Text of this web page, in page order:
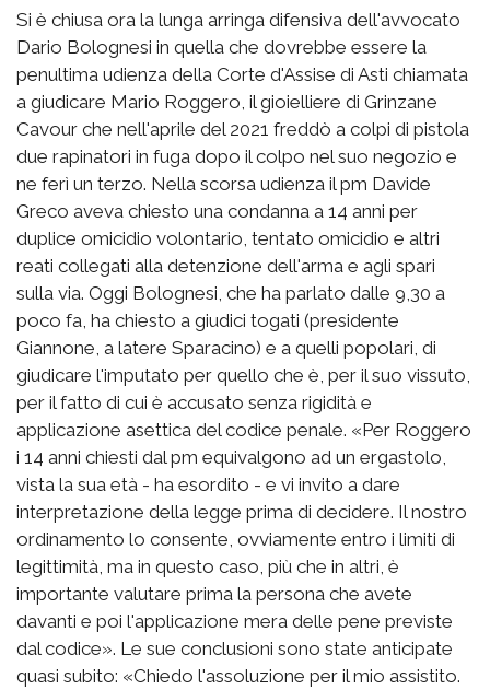
Si è chiusa ora la lunga arringa difensiva dell'avvocato
Dario Bolognesi in quella che dovrebbe essere la
penultima udienza della Corte d'Assise di Asti chiamata
a giudicare Mario Roggero, il gioielliere di Grinzane
Cavour che nell'aprile del 2021 freddò a colpi di pistola
due rapinatori in fuga dopo il colpo nel suo negozio e
ne ferì un terzo. Nella scorsa udienza il pm Davide
Greco aveva chiesto una condanna a 14 anni per
duplice omicidio volontario, tentato omicidio e altri
reati collegati alla detenzione dell'arma e agli spari
sulla via. Oggi Bolognesi, che ha parlato dalle 9,30 a
poco fa, ha chiesto a giudici togati (presidente
Giannone, a latere Sparacino) e a quelli popolari, di
giudicare l'imputato per quello che è, per il suo vissuto,
per il fatto di cui è accusato senza rigidità e
applicazione asettica del codice penale. «Per Roggero
i 14 anni chiesti dal pm equivalgono ad un ergastolo,
vista la sua età - ha esordito - e vi invito a dare
interpretazione della legge prima di decidere. Il nostro
ordinamento lo consente, ovviamente entro i limiti di
legittimità, ma in questo caso, più che in altri, è
importante valutare prima la persona che avete
davanti e poi l'applicazione mera delle pene previste
dal codice». Le sue conclusioni sono state anticipate
quasi subito: «Chiedo l'assoluzione per il mio assistito.